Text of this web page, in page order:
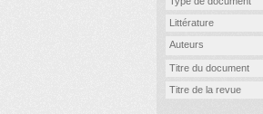
Littérature
Auteurs
Titre du document
Titre de la revue